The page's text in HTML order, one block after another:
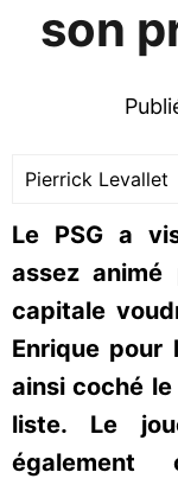
son
Pierrick Levallet
Le PSG a
assez
capitale
Enrique pour
ainsi coché le
liste. Le